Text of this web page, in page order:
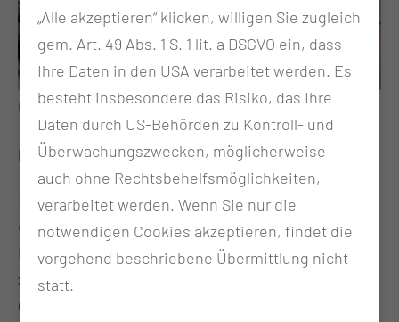
Persönliche Begrüßung durch die Leitung des Schulzentrums.
Kleiner Jahrgang, große Chance
Im April 2026 sind am Medizinischen Schulzentrum
der MUL – CT drei neue Klassen in die
Pflegeausbildung gestartet. Insgesamt beginnen
zwölf Auszubildende in der einjährigen
Gesundheits- und Krankenpflegehilfe
„Alle akzeptieren“ klicken, willigen Sie zugleich
gem. Art. 49 Abs. 1 S. 1 lit. a DSGVO ein, dass
Ihre Daten in den USA verarbeitet werden. Es
besteht insbesondere das Risiko, das Ihre
Daten durch US-Behörden zu Kontroll- und
Überwachungszwecken, möglicherweise
auch ohne Rechtsbehelfsmöglichkeiten,
verarbeitet werden. Wenn Sie nur die
notwendigen Cookies akzeptieren, findet die
vorgehend beschriebene Übermittlung nicht
statt.